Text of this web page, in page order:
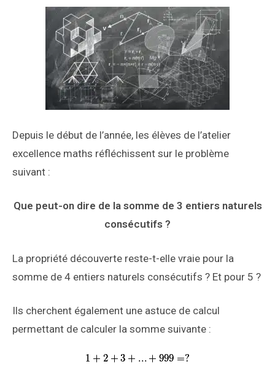
Depuis le début de l’année, les élèves de l’atelier
excellence maths réfléchissent sur le problème
suivant :
Que peut-on dire de la somme de 3 entiers naturels
consécutifs ?
La propriété découverte reste-t-elle vraie pour la
somme de 4 entiers naturels consécutifs ? Et pour 5 ?
Ils cherchent également une astuce de calcul
permettant de calculer la somme suivante :